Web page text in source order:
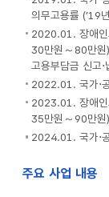
의무고용률 (’19
2020.01. 장애
30만원～80만원
고용부담금 신고⋅
2022.01. 국가⋅
2023.01. 장애
35만원～90만원)
2024.01. 국가⋅
주요 사업 내용